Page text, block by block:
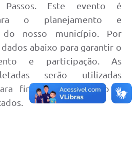
Este evento é
o planejamento e
do nosso município. Por
abaixo para garantir o
e participação. As
serão utilizadas
fins de organização e